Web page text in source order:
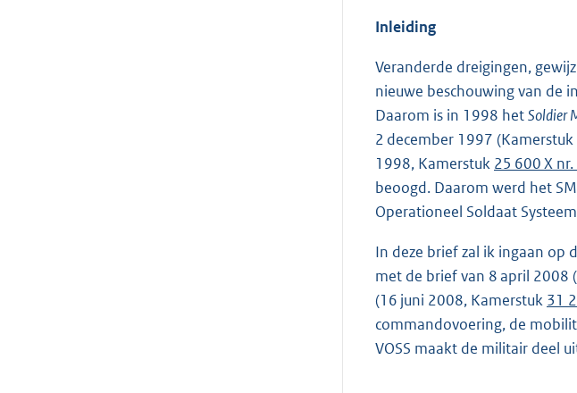
Inleiding
Veranderde dreigingen,
nieuwe beschouwing van de
Daarom is in 1998 hetSoldier
2 december 1997 (Kamerstuk
1998, Kamerstuk 25 600 X nr.
beoogd. Daarom werd het
Operationeel Soldaat
In deze brief zal ik ingaan op
met de brief van 8 april 2008
(16 juni 2008, Kamerstuk 31
commandovoering, de
VOSS maakt de militair deel